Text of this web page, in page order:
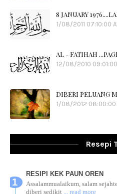
8 JANUARY
1/08/2011 07:10:00
AL - FATIHAH
12/08/2010 09:01:00
DIBERI PELUANG
1/08/2012 08:00:00
Resepi
RESIPI KEK PAUN OREN
Assalammualaikum, salam
diberi sedikit
... read more